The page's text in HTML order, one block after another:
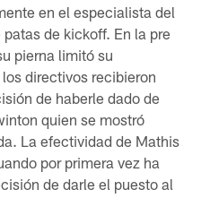
en el especialista del
de kickoff. En la pre
pierna limitó su
directivos recibieron
de haberle dado de
quien se mostró
La efectividad de Mathis
por primera vez ha
de darle el puesto al